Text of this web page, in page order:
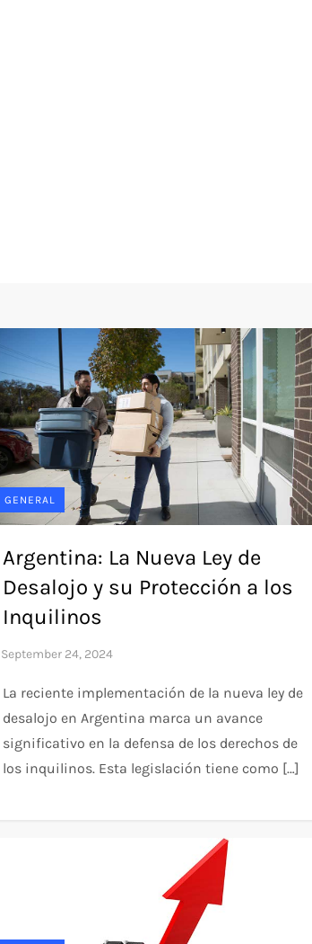
GENERAL
Argentina: La Nueva Ley de
Desalojo y su Protección a los
Inquilinos
La reciente implementación de la nueva ley de
desalojo en Argentina marca un avance
significativo en la defensa de los derechos de
los inquilinos. Esta legislación tiene como […]